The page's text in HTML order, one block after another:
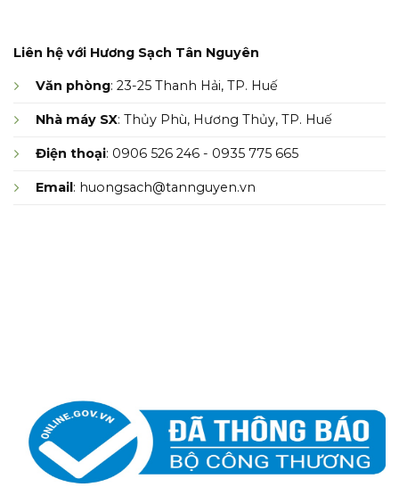
Liên hệ với Hương Sạch Tân Nguyên
Văn phòng: 23-25 Thanh Hải, TP. Huế
Nhà máy SX: Thủy Phù, Hương Thủy, TP. Huế
Điện thoại: 0906 526 246 - 0935 775 665
Email: huongsach@tannguyen.vn